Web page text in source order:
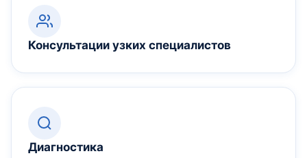
Консультации узких специалистов
Диагностика